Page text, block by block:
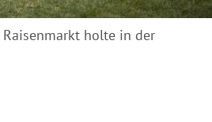
holte in der